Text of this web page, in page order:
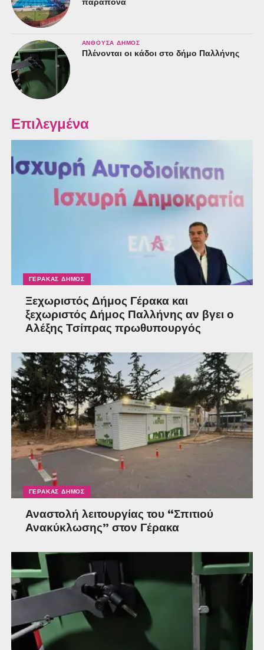
ΑΝΘΟΎΣΑ ΔΉΜΟΣ
Πλένονται οι κάδοι στο δήμο Παλλήνης
Επιλεγμένα
ΓΈΡΑΚΑΣ ΔΉΜΟΣ
Ξεχωριστός Δήμος Γέρακα και
ξεχωριστός Δήμος Παλλήνης αν βγει ο
Αλέξης Τσίπρας πρωθυπουργός
ΓΈΡΑΚΑΣ ΔΉΜΟΣ
Αναστολή λειτουργίας του “Σπιτιού
Ανακύκλωσης” στον Γέρακα